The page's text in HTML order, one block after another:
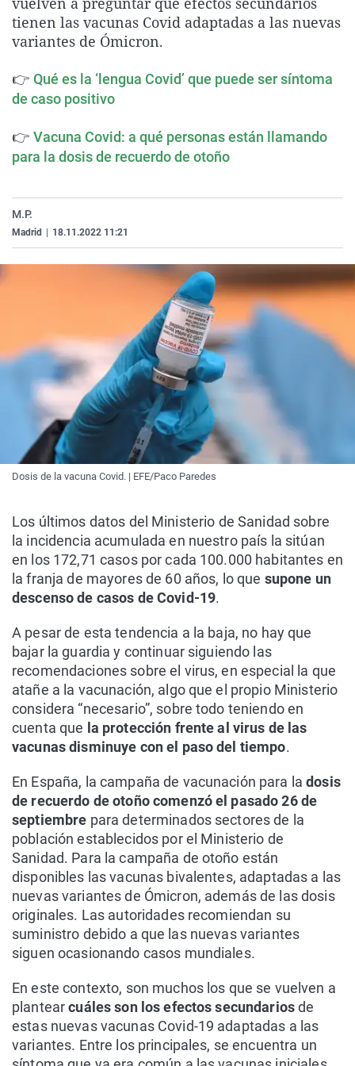
La rosa de los vientos
Caso
Extremadura
Virales
tienen las vacunas Covid adaptadas a las nuevas
variantes de Ómicron.
👉 Qué es la ‘lengua Covid’ que puede ser síntoma
de caso positivo
👉 Vacuna Covid: a qué personas están llamando
para la dosis de recuerdo de otoño
M.P.
Madrid 18.11.2022 11:21
Dosis de la vacuna Covid. | EFE/Paco Paredes
Los últimos datos del Ministerio de Sanidad sobre
la incidencia acumulada en nuestro país la sitúan
en los 172,71 casos por cada 100.000 habitantes en
la franja de mayores de 60 años, lo que supone un
descenso de casos de Covid-19.
A pesar de esta tendencia a la baja, no hay que
bajar la guardia y continuar siguiendo las
recomendaciones sobre el virus, en especial la que
atañe a la vacunación, algo que el propio Ministerio
considera “necesario”, sobre todo teniendo en
cuenta que la protección frente al virus de las
vacunas disminuye con el paso del tiempo.
En España, la campaña de vacunación para ladosis
de recuerdo de otoño comenzó el pasado 26 de
septiembre para determinados sectores de la
población establecidos por el Ministerio de
Sanidad. Para la campaña de otoño están
disponibles las vacunas bivalentes, adaptadas a las
nuevas variantes de Ómicron, además de las dosis
originales. Las autoridades recomiendan su
suministro debido a que las nuevas variantes
siguen ocasionando casos mundiales.
En este contexto, son muchos los que se vuelven a
plantearcuáles son los efectos secundariosde
estas nuevas vacunas Covid-19 adaptadas a las
variantes. Entre los principales, se encuentra un